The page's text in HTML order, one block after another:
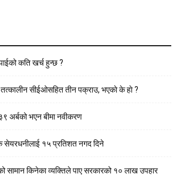
कति खर्च हुन्छ ?
सीईओसहित तीन पक्राउ, भएकाे के हाे ?
अर्बको भएन बीमा नवीकरण
सेयरधनीलाई १५ प्रतिशत नगद दिने
सामान किनेका व्यक्तिले पाए सरकारको १० लाख उपहार